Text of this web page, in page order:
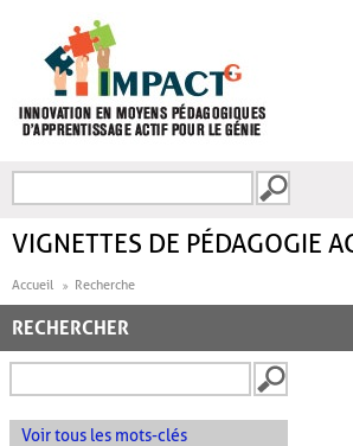
FORMULAIRE DE
VIGNETTES DE PÉDAGOGIE
Accueil Recherche
RECHERCHER
Voir tous les mots-clés